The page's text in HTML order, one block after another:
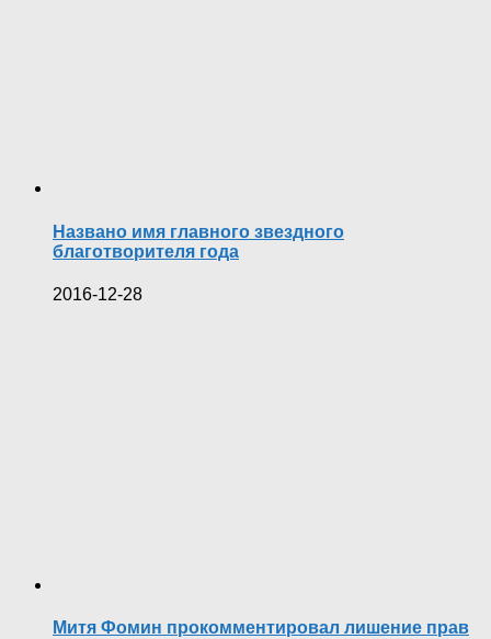
Названо имя главного звездного
благотворителя года
2016-12-28
Митя Фомин прокомментировал лишение прав